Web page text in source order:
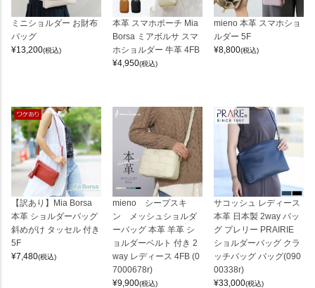
ミニショルダー お財布
バッグ
¥13,200(税込)
本革 スマホポーチ Mia
Borsa ミアボルサ スマ
ホショルダー 牛革 4FB
¥4,950(税込)
mieno 本革 スマホショ
ルダー 5F
¥8,800(税込)
【訳あり】Mia Borsa
本革 ショルダーバッグ
斜めがけ タッセル 付き
5F
¥7,480(税込)
mieno シープスキ
ン メッシュショルダ
ーバッグ 本革 羊革 シ
ョルダーベルト 付き 2
way レディース 4FB (0
7000678r)
¥9,900(税込)
サコッシュ レディース
本革 日本製 2way バッ
グ プレリー PRAIRIE
ショルダーバッグ クラ
ッチバッグ バッグ(090
00338r)
¥33,000(税込)